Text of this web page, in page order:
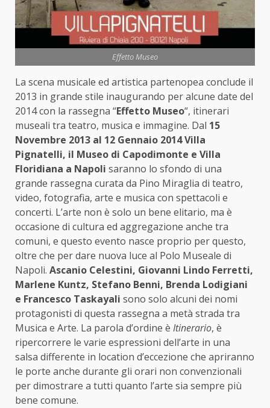
Effetto Museo
La scena musicale ed artistica partenopea conclude il
2013 in grande stile inaugurando per alcune date del
2014 con la rassegna “Effetto Museo“, itinerari
museali tra teatro, musica e immagine. Dal 15
Novembre 2013 al 12 Gennaio 2014 Villa
Pignatelli, il Museo di Capodimonte e Villa
Floridiana a Napoli saranno lo sfondo di una
grande rassegna curata da Pino Miraglia di teatro,
video, fotografia, arte e musica con spettacoli e
concerti. L’arte non è solo un bene elitario, ma è
occasione di cultura ed aggregazione anche tra
comuni, e questo evento nasce proprio per questo,
oltre che per dare nuova luce al Polo Museale di
Napoli. Ascanio Celestini, Giovanni Lindo Ferretti,
Marlene Kuntz, Stefano Benni, Brenda Lodigiani
e Francesco Taskayali sono solo alcuni dei nomi
protagonisti di questa rassegna a metà strada tra
Musica e Arte. La parola d’ordine è Itinerario, è
ripercorrere le varie espressioni dell’arte in una
salsa differente in location d’eccezione che apriranno
le porte anche durante gli orari non convenzionali
per dimostrare a tutti quanto l’arte sia sempre più
bene comune.